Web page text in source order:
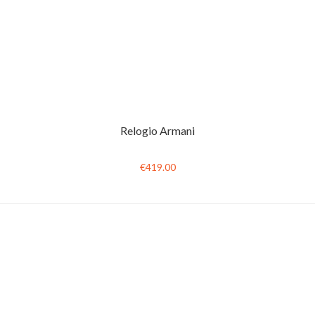
Relogio Armani
€419.00